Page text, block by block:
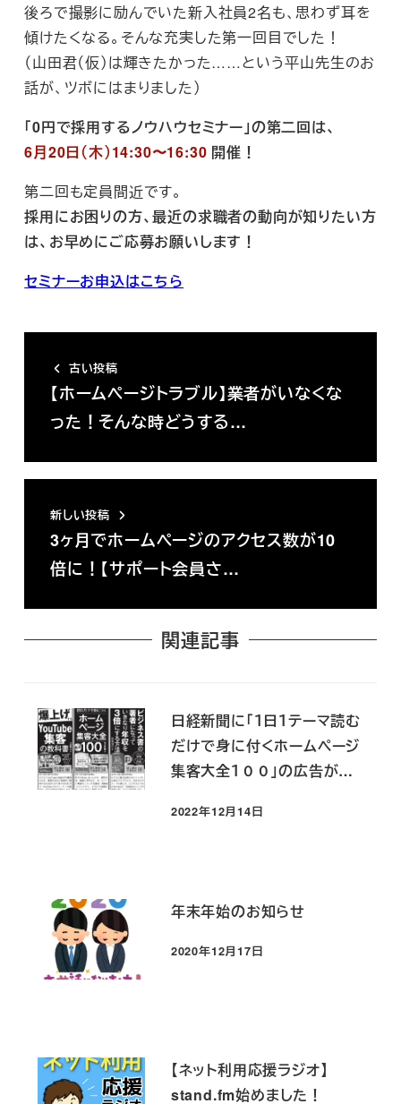
後ろで撮影に励んでいた新入社員2名も、思わず耳を
傾けたくなる。そんな充実した第一回目でした！
（山田君（仮）は輝きたかった……という平山先生のお
話が、ツボにはまりました）
「0円で採用するノウハウセミナー」の第二回は、
6月20日（木）14:30〜16:30 開催！
第二回も定員間近です。
採用にお困りの方、最近の求職者の動向が知りたい方
は、お早めにご応募お願いします！
セミナーお申込はこちら
古い投稿
【ホームページトラブル】業者がいなくな
った！そんな時どうする…
新しい投稿
3ヶ月でホームページのアクセス数が10
倍に！【サポート会員さ…
関連記事
日経新聞に「１日１テーマ読む
だけで身に付くホームページ
集客大全１００」の広告が掲
投稿日
2022年12月14日
年末年始のお知らせ
投稿日
2020年12月17日
【ネット利用応援ラジオ】
stand.fm始めました！